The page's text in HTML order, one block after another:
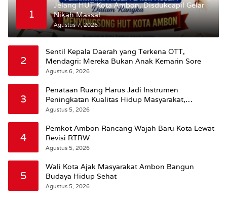
1
Jelang HUT Kota Ambon, Disdukcapil Gelar
Nikah Massal
Agustus 7, 2026
2
Sentil Kepala Daerah yang Terkena OTT,
Mendagri: Mereka Bukan Anak Kemarin Sore
Agustus 6, 2026
3
Penataan Ruang Harus Jadi Instrumen
Peningkatan Kualitas Hidup Masyarakat,
Wattimena: Revisi RT-RW Ditetapkan Pemkot
Agustus 5, 2026
4
Pemkot Ambon Rancang Wajah Baru Kota Lewat
Revisi RTRW
Agustus 5, 2026
5
Wali Kota Ajak Masyarakat Ambon Bangun
Budaya Hidup Sehat
Agustus 5, 2026